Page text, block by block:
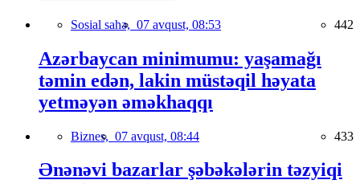
Sosial sahə, 07 avqust, 08:53 442
Azərbaycan minimumu: yaşamağı
təmin edən, lakin müstəqil həyata
yetməyən əməkhaqqı
Biznes, 07 avqust, 08:44 433
Ənənəvi bazarlar şəbəkələrin təzyiqi